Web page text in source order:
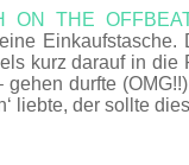
ON THE
Einkaufstasche.
kurz darauf in
durfte
liebte, der sollte